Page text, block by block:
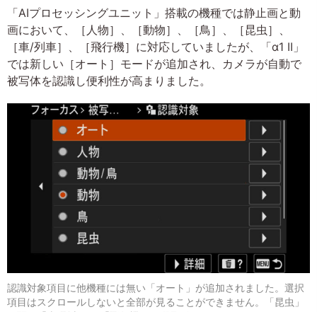
「AIプロセッシングユニット」搭載の機種では静止画と動
画において、［人物］、［動物］、［鳥］、［昆虫］、
［車/列車］、［飛行機］に対応していましたが、「α1 II」
では新しい［オート］モードが追加され、カメラが自動で
被写体を認識し便利性が高まりました。
認識対象項目に他機種には無い「オート」が追加されました。選択
項目はスクロールしないと全部が見ることができません。「昆虫」